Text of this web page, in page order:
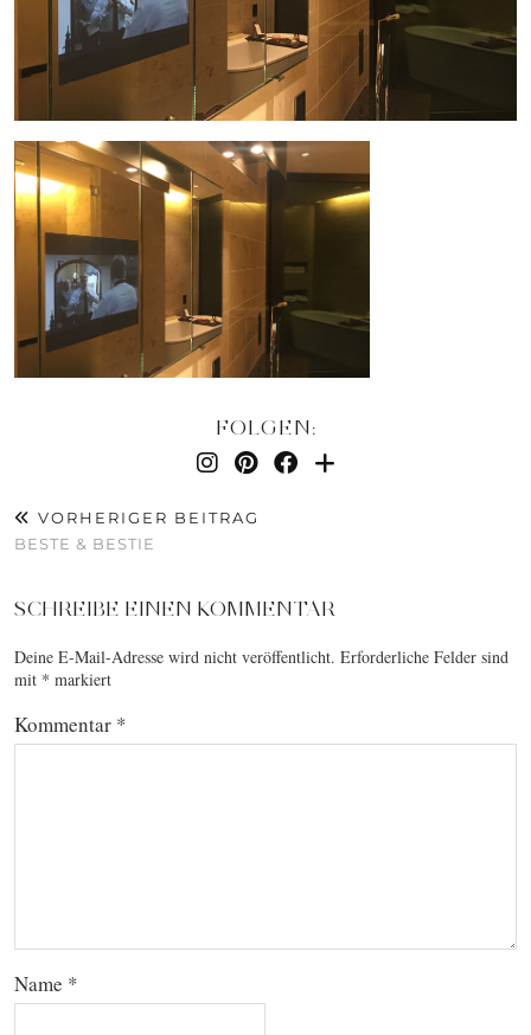
FOLGEN:
VORHERIGER BEITRAG
BESTE & BESTIE
SCHREIBE EINEN KOMMENTAR
Deine E-Mail-Adresse wird nicht veröffentlicht. Erforderliche Felder sind
mit * markiert
Kommentar *
Name *